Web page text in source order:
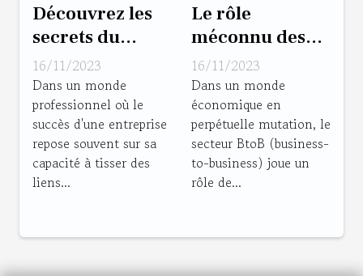
Découvrez les
secrets du
networking
efficace
16/11/2023
Dans un monde
professionnel où le
succès d'une entreprise
repose souvent sur sa
capacité à tisser des
liens...
Le rôle
méconnu des
commerciaux
BtoB dans
l'évolution de
l'emploi
16/11/2023
Dans un monde
économique en
perpétuelle mutation, le
secteur BtoB (business-
to-business) joue un
rôle de...